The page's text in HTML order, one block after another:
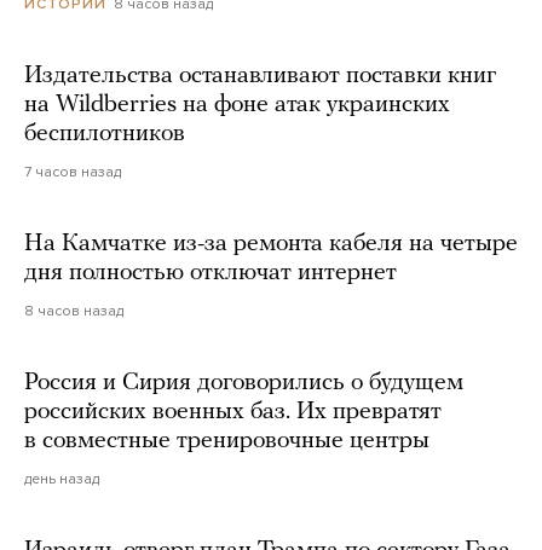
ИСТОРИИ 8 часов назад
Издательства останавливают поставки книг
на Wildberries на фоне атак украинских
беспилотников
7 часов назад
На Камчатке из-за ремонта кабеля на четыре
дня полностью отключат интернет
8 часов назад
Россия и Сирия договорились о будущем
российских военных баз. Их превратят
в совместные тренировочные центры
день назад